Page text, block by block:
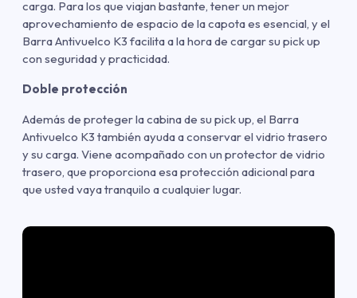
carga. Para los que viajan bastante, tener un mejor
aprovechamiento de espacio de la capota es esencial, y el
Barra Antivuelco K3 facilita a la hora de cargar su pick up
con seguridad y practicidad.
Doble protección
Además de proteger la cabina de su pick up, el Barra
Antivuelco K3 también ayuda a conservar el vidrio trasero
y su carga. Viene acompañado con un protector de vidrio
trasero, que proporciona esa protección adicional para
que usted vaya tranquilo a cualquier lugar.